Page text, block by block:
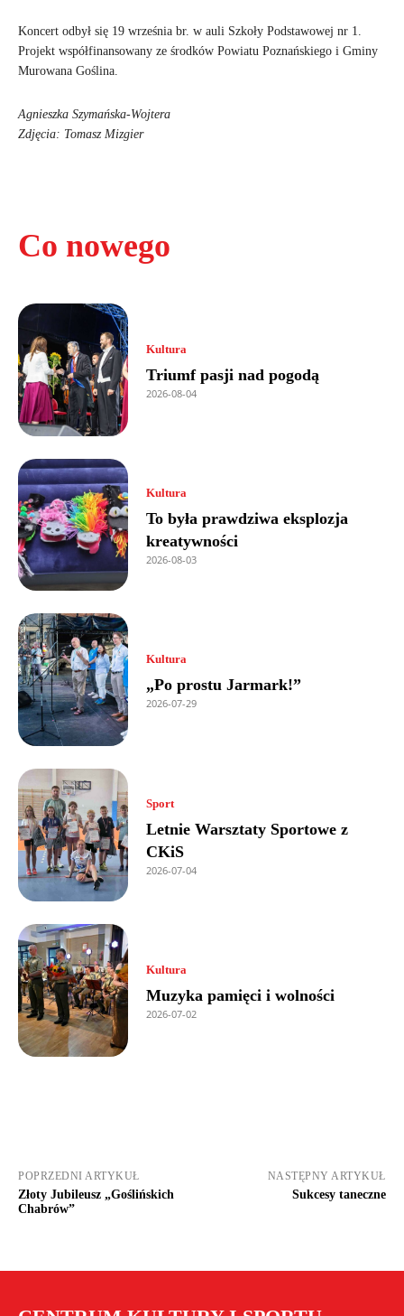
Co nowego
Kultura
Triumf pasji nad pogodą
2026-08-04
Kultura
To była prawdziwa eksplozja
kreatywności
2026-08-03
Kultura
„Po prostu Jarmark!”
2026-07-29
Sport
Letnie Warsztaty Sportowe z
CKiS
2026-07-04
Kultura
Muzyka pamięci i wolności
2026-07-02
Koncert odbył się 19 września br. w auli Szkoły Podstawowej nr 1.
Projekt współfinansowany ze środków Powiatu Poznańskiego i Gminy
Murowana Goślina.
Agnieszka Szymańska-Wojtera
Zdjęcia: Tomasz Mizgier
POPRZEDNI ARTYKUŁ
Złoty Jubileusz „Goślińskich
Chabrów”
NASTĘPNY ARTYKUŁ
Sukcesy taneczne